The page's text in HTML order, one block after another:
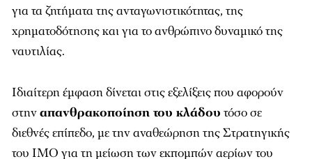
για τα ζητήματα της ανταγωνιστικότητας, της
χρηματοδότησης και για το ανθρώπινο δυναμικό της
ναυτιλίας.
Ιδιαίτερη έμφαση δίνεται στις εξελίξεις που αφορούν
στηναπανθρακοποίηση του κλάδου τόσο σε
διεθνές επίπεδο, με την αναθεώρηση της Στρατηγικής
του ΙΜΟ για τη μείωση των εκπομπών αερίων του